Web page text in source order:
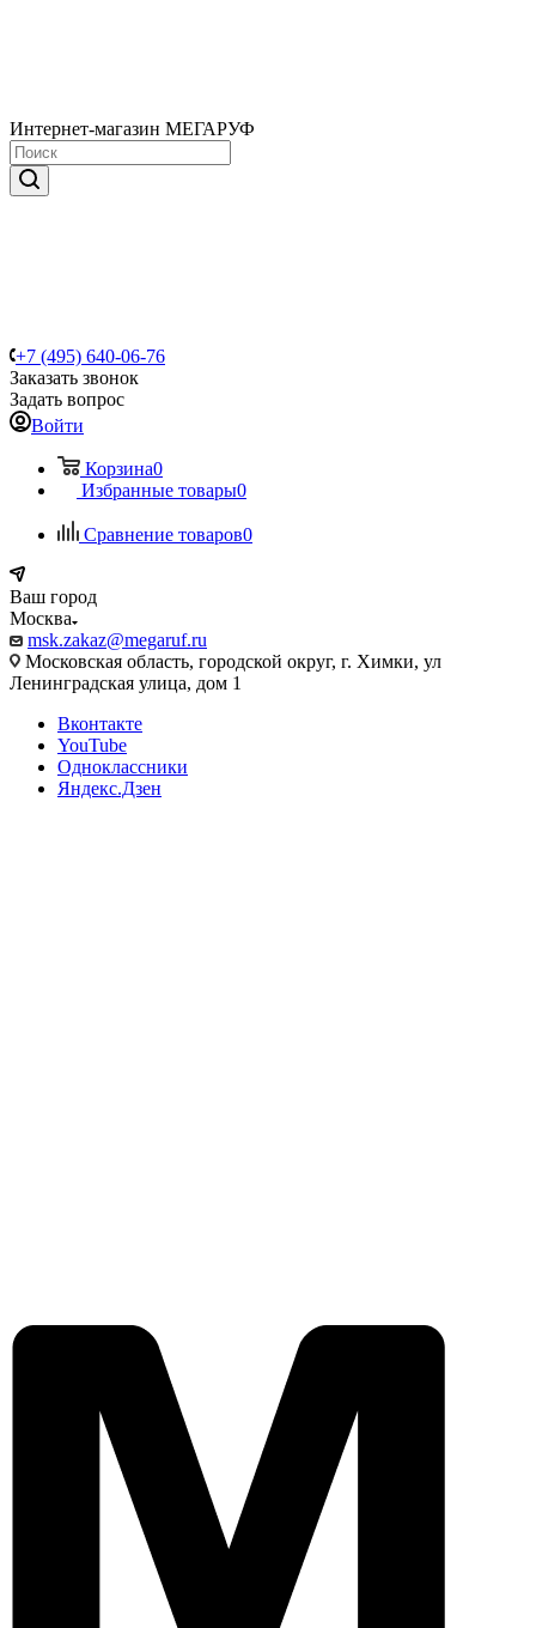
Интернет-магазин МЕГАРУФ
+7 (495) 640-06-76
Заказать звонок
Задать вопрос
Войти
Корзина0
Избранные товары0
Сравнение товаров0
Ваш город
Москва
msk.zakaz@megaruf.ru
Московская область, городской округ, г. Химки, ул
Ленинградская улица, дом 1
Вконтакте
YouTube
Одноклассники
Яндекс.Дзен